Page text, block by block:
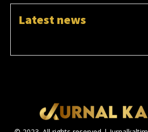
Latest news